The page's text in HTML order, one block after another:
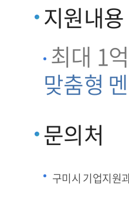
지원내용
최대 1
맞춤형
문의처
구미시 기업지원